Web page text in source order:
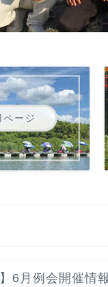
ージ
】6月例会開催情